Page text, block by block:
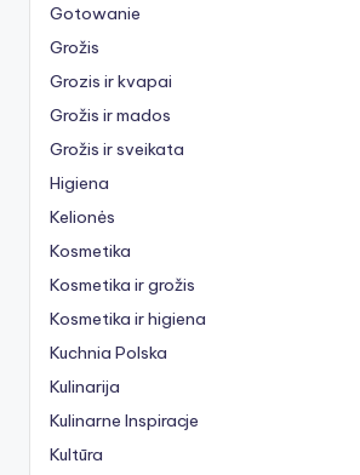
Gotowanie
Grožis
Grozis ir kvapai
Grožis ir mados
Grožis ir sveikata
Higiena
Kelionės
Kosmetika
Kosmetika ir grožis
Kosmetika ir higiena
Kuchnia Polska
Kulinarija
Kulinarne Inspiracje
Kultūra